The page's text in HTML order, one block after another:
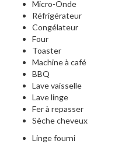
Micro-Onde
Réfrigérateur
Congélateur
Four
Toaster
Machine à café
BBQ
Lave vaisselle
Lave linge
Fer à repasser
Sèche cheveux
Linge fourni